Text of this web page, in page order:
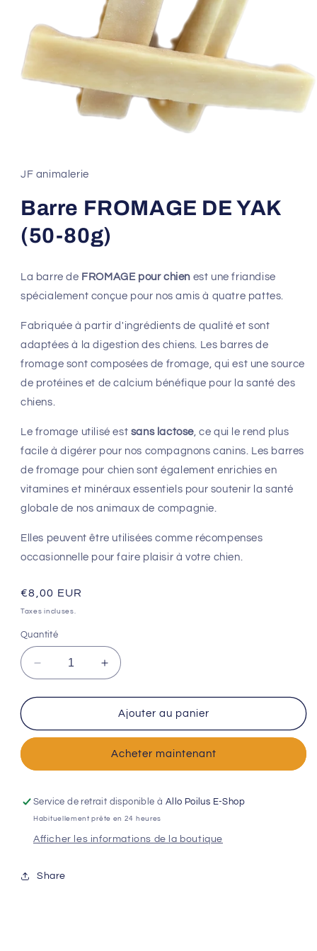
1
dans
fenêtre
modale
JF animalerie
Barre FROMAGE DE YAK
(50-80g)
La barre de FROMAGE pour chien est une friandise
spécialement conçue pour nos amis à quatre pattes.
Fabriquée à partir d'ingrédients de qualité et sont
adaptées à la digestion des chiens. Les barres de
fromage sont composées de fromage, qui est une source
de protéines et de calcium bénéfique pour la santé des
chiens.
Le fromage utilisé est sans lactose, ce qui le rend plus
facile à digérer pour nos compagnons canins. Les barres
de fromage pour chien sont également enrichies en
vitamines et minéraux essentiels pour soutenir la santé
globale de nos animaux de compagnie.
Elles peuvent être utilisées comme récompenses
occasionnelle pour faire plaisir à votre chien.
Prix
habituel
€8,00 EUR
Taxes incluses.
Quantité
Réduire
la
quantité
Barre
YAK
80g)
Augmenter
la
quantité
Barre
DE
YAK
80g)
Ajouter au panier
Acheter maintenant
Service de retrait disponible à Allo Poilus E-Shop
Habituellement prête en 24 heures
Afficher les informations de la boutique
Share